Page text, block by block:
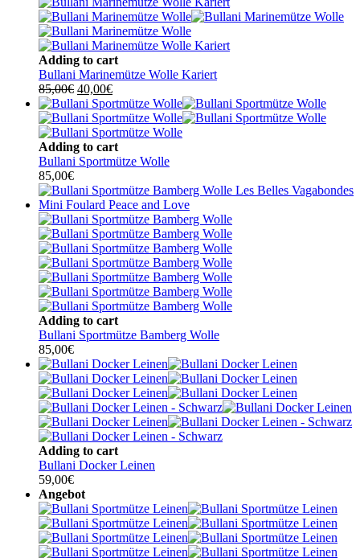
Adding to cart
Bullani Marinemütze Wolle Kariert
85,00€ Ursprünglicher
Preis
war:
85,00€
40,00€Aktueller
Preis
ist:
40,00€.
Adding to cart
Bullani Sportmütze Wolle
85,00€
Adding to cart
Bullani Sportmütze Bamberg Wolle
85,00€
Adding to cart
Bullani Docker Leinen
59,00€
Angebot